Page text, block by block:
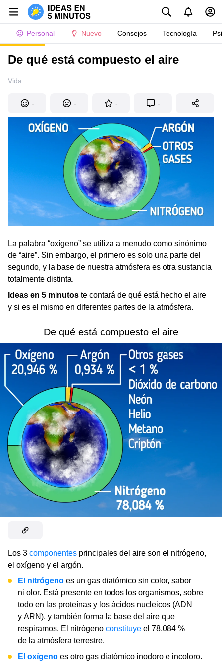
Personal Nuevo Consejos Tecnología
De qué está compuesto el aire
Vida
- - - -
La palabra “oxígeno” se utiliza a menudo como sinónimo
de “aire”. Sin embargo, el primero es solo una parte del
segundo, y la base de nuestra atmósfera es otra sustancia
totalmente distinta.
Ideas en 5 minutos te contará de qué está hecho el aire
y si es el mismo en diferentes partes de la atmósfera.
De qué está compuesto el aire
Los 3 componentes principales del aire son el nitrógeno,
el oxígeno y el argón.
El nitrógeno es un gas diatómico sin color, sabor
ni olor. Está presente en todos los organismos, sobre
todo en las proteínas y los ácidos nucleicos (ADN
y ARN), y también forma la base del aire que
respiramos. El nitrógeno constituye el 78,084 %
de la atmósfera terrestre.
El oxígeno es otro gas diatómico inodoro e incoloro.